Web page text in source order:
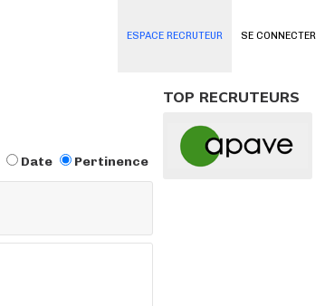
SE CONNECTER
ESPACE RECRUTEUR
Date Pertinence
TOP RECRUTEURS